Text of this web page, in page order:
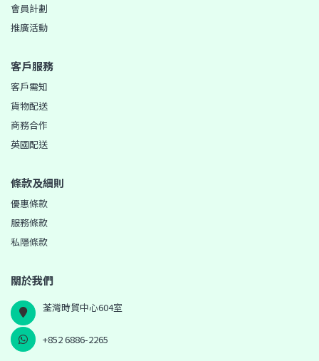
會員計劃
推廣活動
客戶服務
客戶需知
貨物配送
商務合作
英國配送
條款及細則
優惠條款
服務條款
私隱條款
關於我們
荃灣時貿中心604室
+852 6886-2265